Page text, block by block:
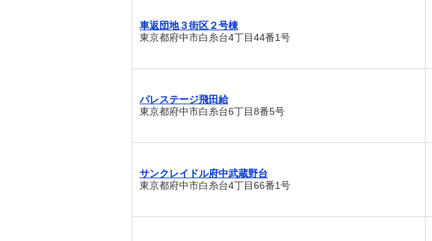
車返団地３街区２号棟
東京都府中市白糸台4丁目44番1号
パレステージ飛田給
東京都府中市白糸台6丁目8番5号
サンクレイドル府中武蔵野台
東京都府中市白糸台4丁目66番1号